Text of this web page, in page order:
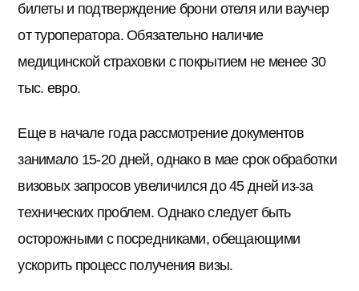
билеты и подтверждение брони отеля или ваучер
от туроператора. Обязательно наличие
медицинской страховки с покрытием не менее 30
тыс. евро.
Еще в начале года рассмотрение документов
занимало 15-20 дней, однако в мае срок обработки
визовых запросов увеличился до 45 дней из-за
технических проблем. Однако следует быть
осторожными с посредниками, обещающими
ускорить процесс получения визы.